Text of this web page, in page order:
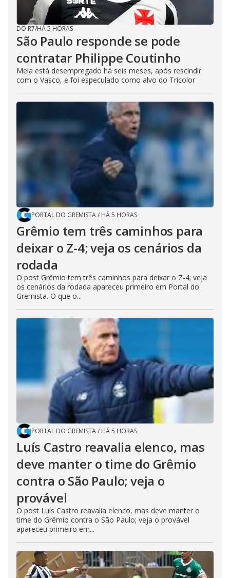
DO R7/HÁ 5 HORAS
São Paulo responde se pode
contratar Philippe Coutinho
Meia está desempregado há seis meses, após rescindir
com o Vasco, e foi especulado como alvo do Tricolor
PORTAL DO GREMISTA/ HÁ 5 HORAS
Grêmio tem três caminhos para
deixar o Z-4; veja os cenários da
rodada
O post Grêmio tem três caminhos para deixar o Z-4; veja
os cenários da rodada apareceu primeiro em Portal do
Gremista. O que o...
PORTAL DO GREMISTA/ HÁ 5 HORAS
Luís Castro reavalia elenco, mas
deve manter o time do Grêmio
contra o São Paulo; veja o
provável
O post Luís Castro reavalia elenco, mas deve manter o
time do Grêmio contra o São Paulo; veja o provável
apareceu primeiro em...